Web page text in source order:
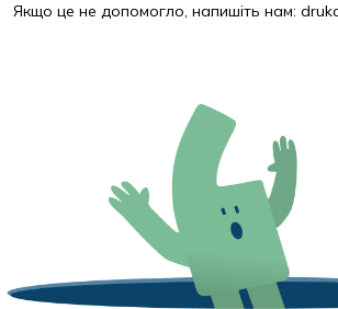
Якщо це не допомогло, напишіть нам: